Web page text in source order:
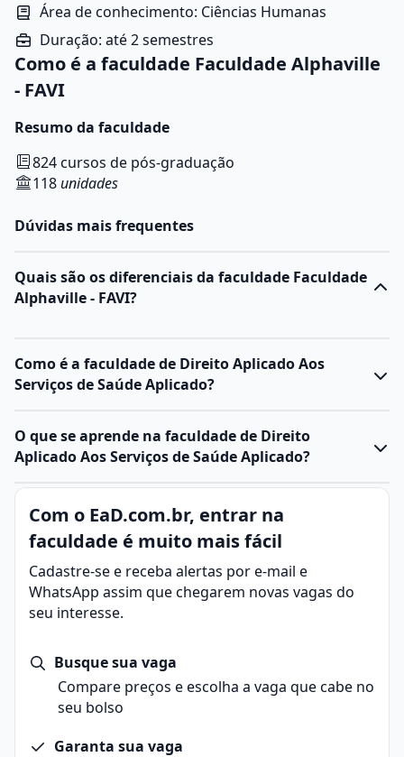
Área de conhecimento: Ciências Humanas
Duração: até 2 semestres
Como é a faculdade Faculdade Alphaville
- FAVI
Resumo da faculdade
824 cursos de pós-graduação
118unidades
Dúvidas mais frequentes
Quais são os diferenciais da faculdade Faculdade
Alphaville - FAVI?
Como é a faculdade de Direito Aplicado Aos
Serviços de Saúde Aplicado?
O que se aprende na faculdade de Direito
Aplicado Aos Serviços de Saúde Aplicado?
Com o EaD.com.br, entrar na
faculdade é muito mais fácil
Cadastre-se e receba alertas por e-mail e
WhatsApp assim que chegarem novas vagas do
seu interesse.
Busque sua vaga
Compare preços e escolha a vaga que cabe no
seu bolso
Garanta sua vaga